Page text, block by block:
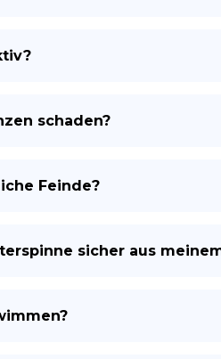
schaden?
Feinde?
sicher aus